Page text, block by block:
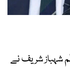
شہباز شریف نے